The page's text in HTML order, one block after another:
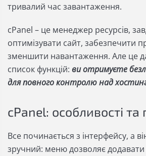
тривалий час завантаження.
cPanel – це менеджер ресурсів,
оптимізувати сайт, забезпечити
зменшити навантаження. Але це
список функцій: ви отримуєте
для повного контролю над
cPanel: особливості та
Все починається з інтерфейсу, а
зручний: меню дозволяє додавати